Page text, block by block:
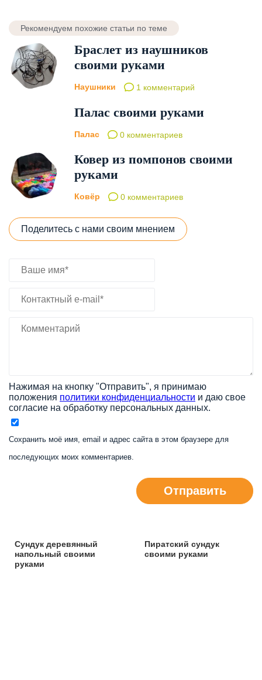
Рекомендуем похожие статьи по теме
Браслет из наушников
своими руками
Наушники 1 комментарий
Палас своими руками
Палас 0 комментариев
Ковер из помпонов своими
руками
Ковёр 0 комментариев
Поделитесь с нами своим мнением
Нажимая на кнопку "Отправить", я принимаю
положения политики конфиденциальности и даю свое
согласие на обработку персональных данных.
Сохранить моё имя, email и адрес сайта в этом браузере для
последующих моих комментариев.
Отправить
Сундук деревянный
напольный своими
руками
Пиратский сундук
своими руками